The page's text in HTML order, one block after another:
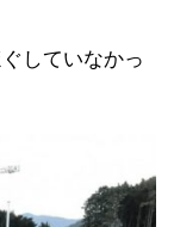
していなかっ